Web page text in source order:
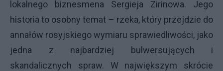
lokalnego biznesmena Sergieja Zirinowa. Jego
historia to osobny temat – rzeka, który przejdzie do
annałów rosyjskiego wymiaru sprawiedliwości, jako
jedna z najbardziej bulwersujących i
skandalicznych spraw. W największym skrócie